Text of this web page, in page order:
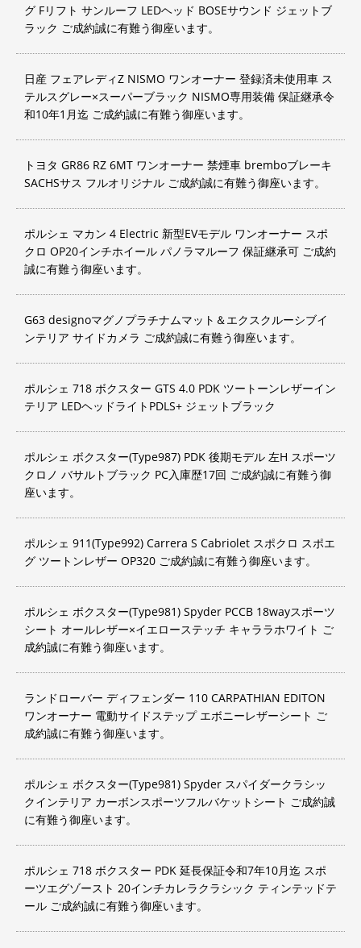
グ Fリフト サンルーフ LEDヘッド BOSEサウンド ジェットブ
ラック ご成約誠に有難う御座います。
日産 フェアレディZ NISMO ワンオーナー 登録済未使用車 ス
テルスグレー×スーパーブラック NISMO専用装備 保証継承令
和10年1月迄 ご成約誠に有難う御座います。
トヨタ GR86 RZ 6MT ワンオーナー 禁煙車 bremboブレーキ
SACHSサス フルオリジナル ご成約誠に有難う御座います。
ポルシェ マカン 4 Electric 新型EVモデル ワンオーナー スポ
クロ OP20インチホイール パノラマルーフ 保証継承可 ご成約
誠に有難う御座います。
G63 designoマグノプラチナムマット＆エクスクルーシブイ
ンテリア サイドカメラ ご成約誠に有難う御座います。
ポルシェ 718 ボクスター GTS 4.0 PDK ツートーンレザーイン
テリア LEDヘッドライトPDLS+ ジェットブラック
ポルシェ ボクスター(Type987) PDK 後期モデル 左H スポーツ
クロノ バサルトブラック PC入庫歴17回 ご成約誠に有難う御
座います。
ポルシェ 911(Type992) Carrera S Cabriolet スポクロ スポエ
グ ツートンレザー OP320 ご成約誠に有難う御座います。
ポルシェ ボクスター(Type981) Spyder PCCB 18wayスポーツ
シート オールレザー×イエローステッチ キャララホワイト ご
成約誠に有難う御座います。
ランドローバー ディフェンダー 110 CARPATHIAN EDITON
ワンオーナー 電動サイドステップ エボニーレザーシート ご
成約誠に有難う御座います。
ポルシェ ボクスター(Type981) Spyder スパイダークラシッ
クインテリア カーボンスポーツフルバケットシート ご成約誠
に有難う御座います。
ポルシェ 718 ボクスター PDK 延長保証令和7年10月迄 スポ
ーツエグゾースト 20インチカレラクラシック ティンテッドテ
ール ご成約誠に有難う御座います。